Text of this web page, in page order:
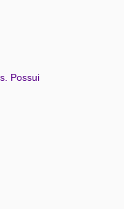
Possui